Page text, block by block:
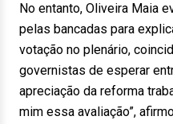
No entanto, Oliveira Maia
pelas bancadas para
votação no plenário,
governistas de esperar
apreciação da reforma
mim essa avaliação”,